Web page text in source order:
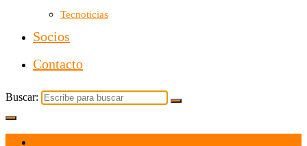
Tecnoticias
Socios
Contacto
Buscar: